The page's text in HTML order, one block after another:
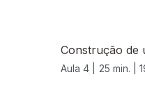
Construção de
Aula 4 | 25 min. |